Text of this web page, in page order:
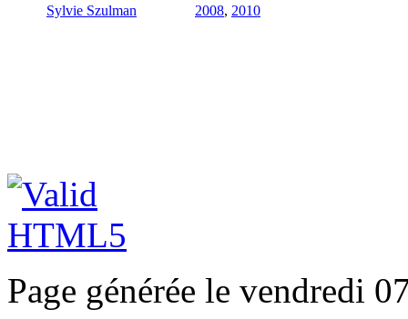
Sylvie Szulman
2008, 2010
Page générée le vendredi